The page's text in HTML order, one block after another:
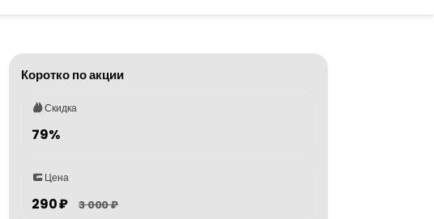
Коротко по акции
Скидка
79%
Цена
290 ₽ 3 000 ₽